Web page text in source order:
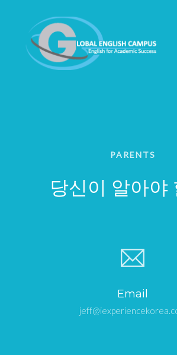
PARENTS
당신이 알아야
Email